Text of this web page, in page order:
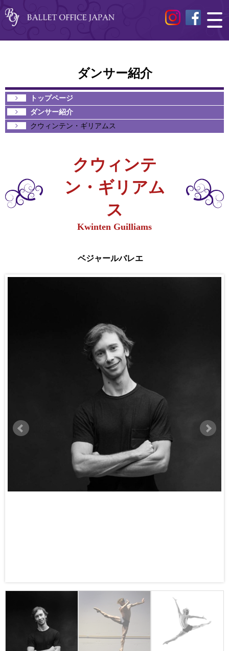
ダンサー紹介
トップページ
ダンサー紹介
クウィンテン・ギリアムス
クウィンテ
ン・ギリアム
ス
Kwinten Guilliams
ベジャールバレエ